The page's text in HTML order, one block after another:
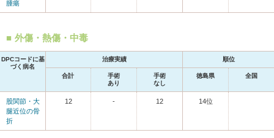
腫瘍
外傷・熱傷・中毒
DPCコードに基
づく病名
治療実績 順位
合計
手術
あり
手術
なし
徳島県 全国
股関節・大
腿近位の骨
折
12 - 12 14位